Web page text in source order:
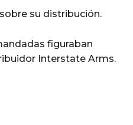
su distribución.
figuraban
Interstate Arms.